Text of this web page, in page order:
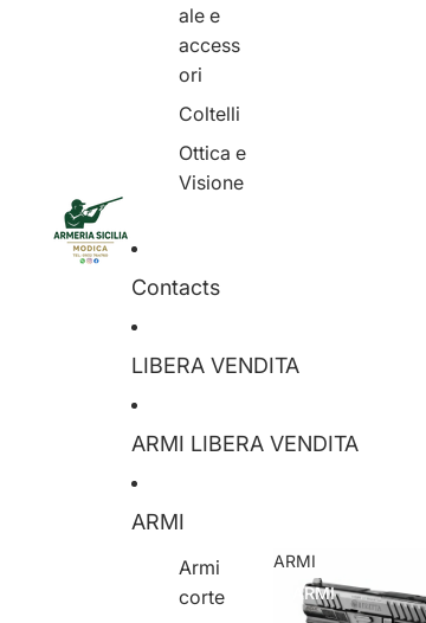
ale e
access
ori
Coltelli
Ottica e
Visione
Contacts
LIBERA VENDITA
ARMI LIBERA VENDITA
ARMI
Armi
corte
ARMI
ARMI